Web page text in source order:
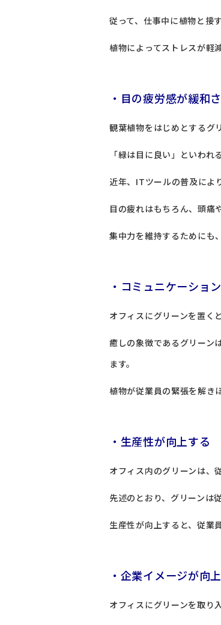
従って、仕事中に植物と接
植物によってストレスが軽
・目の疲労感が緩和
観葉植物をはじめとするグ
「緑は目に良い」といわ
近年、ITツールの普及によ
目の疲れはもちろん、頭痛
集中力を維持するためにも
・コミュニケーショ
オフィスにグリーンを置く
癒しの象徴であるグリーン
ます。
植物が従業員の緊張を解き
・生産性が向上する
オフィス内のグリーンは、
先述のとおり、グリーンは
生産性が向上すると、従業
・企業イメージが向
オフィスにグリーンを取り